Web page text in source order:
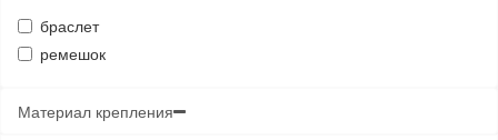
браслет
ремешок
Материал крепления